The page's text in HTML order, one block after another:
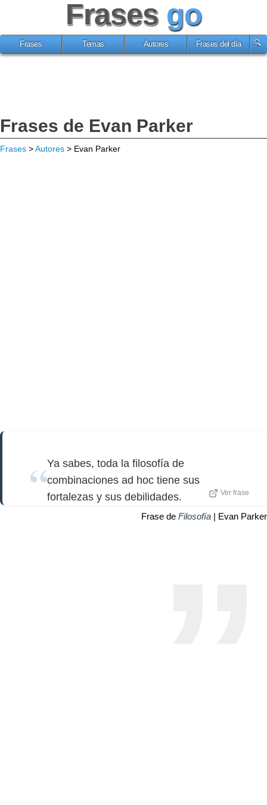
Frases go
Frases Temas Autores Frases del día
Frases de Evan Parker
Frases >Autores > Evan Parker
Ya sabes, toda la filosofía de
combinaciones ad hoc tiene sus
fortalezas y sus debilidades.
Ver frase
Frase de Filosofía | Evan Parker